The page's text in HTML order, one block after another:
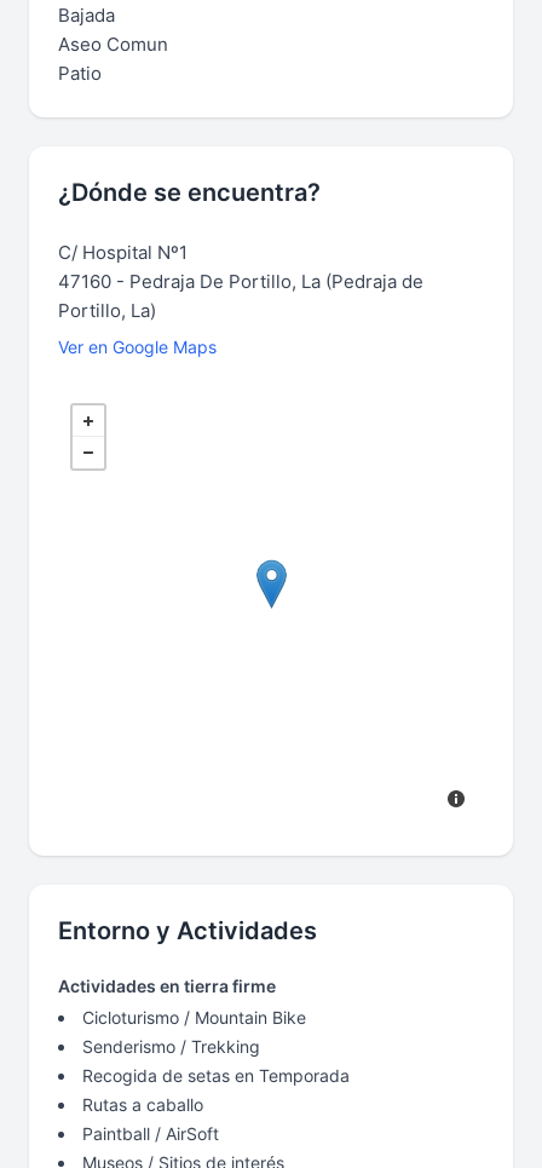
Bajada
Aseo Comun
Patio
¿Dónde se encuentra?
C/ Hospital Nº1
47160 - Pedraja De Portillo, La (Pedraja de
Portillo, La)
Ver en Google Maps
Entorno y Actividades
Actividades en tierra firme
Cicloturismo / Mountain Bike
Senderismo / Trekking
Recogida de setas en Temporada
Rutas a caballo
Paintball / AirSoft
Museos / Sitios de interés